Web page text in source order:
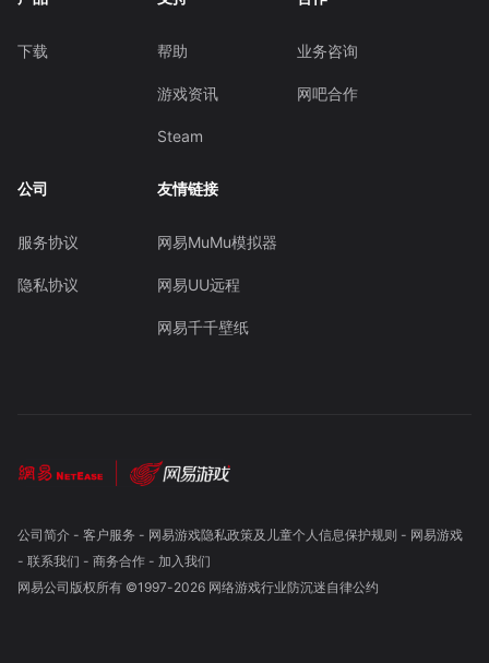
下载 帮助
游戏资讯
Steam
业务咨询
网吧合作
公司
服务协议
隐私协议
友情链接
网易MuMu模拟器
网易UU远程
网易千千壁纸
公司简介- 客户服务 - 网易游戏隐私政策及儿童个人信息保护规则 - 网易游戏
- 联系我们 - 商务合作- 加入我们
网易公司版权所有 ©1997-2026 网络游戏行业防沉迷自律公约